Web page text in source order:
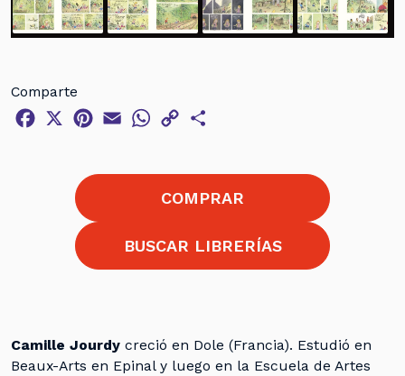
Comparte
Facebook
X Pinterest
Email WhatsApp
Copy
Link
COMPRAR
BUSCAR LIBRERÍAS
Camille Jourdy creció en Dole (Francia). Estudió en
Beaux-Arts en Epinal y luego en la Escuela de Artes